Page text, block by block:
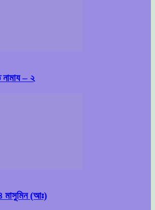
নামায – ২
মাসুমিন (আঃ)